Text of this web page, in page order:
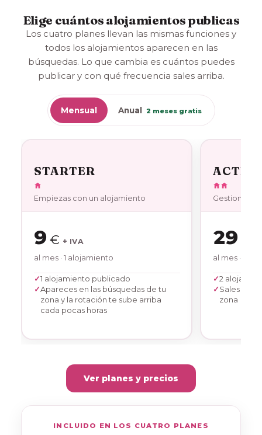
Elige cuántos alojamientos publicas
Los cuatro planes llevan las mismas funciones y
todos los alojamientos aparecen en las
búsquedas. Lo que cambia es cuántos puedes
publicar y con qué frecuencia sales arriba.
Mensual Anual 2 meses gratis
STARTER
Empiezas con un alojamiento
9 € + IVA
al mes· 1 alojamiento
1 alojamiento publicado
Apareces en las búsquedas de tu
zona y la rotación te sube arriba
cada pocas horas
ACTIVE
Gestionas
29
al mes· 2
2
Sales
zona
Ver planes y precios
INCLUIDO EN LOS CUATRO PLANES